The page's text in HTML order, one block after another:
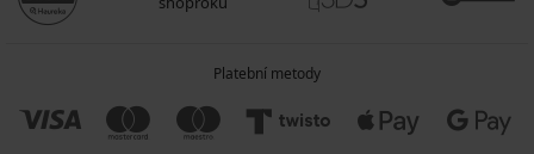
Platební metody